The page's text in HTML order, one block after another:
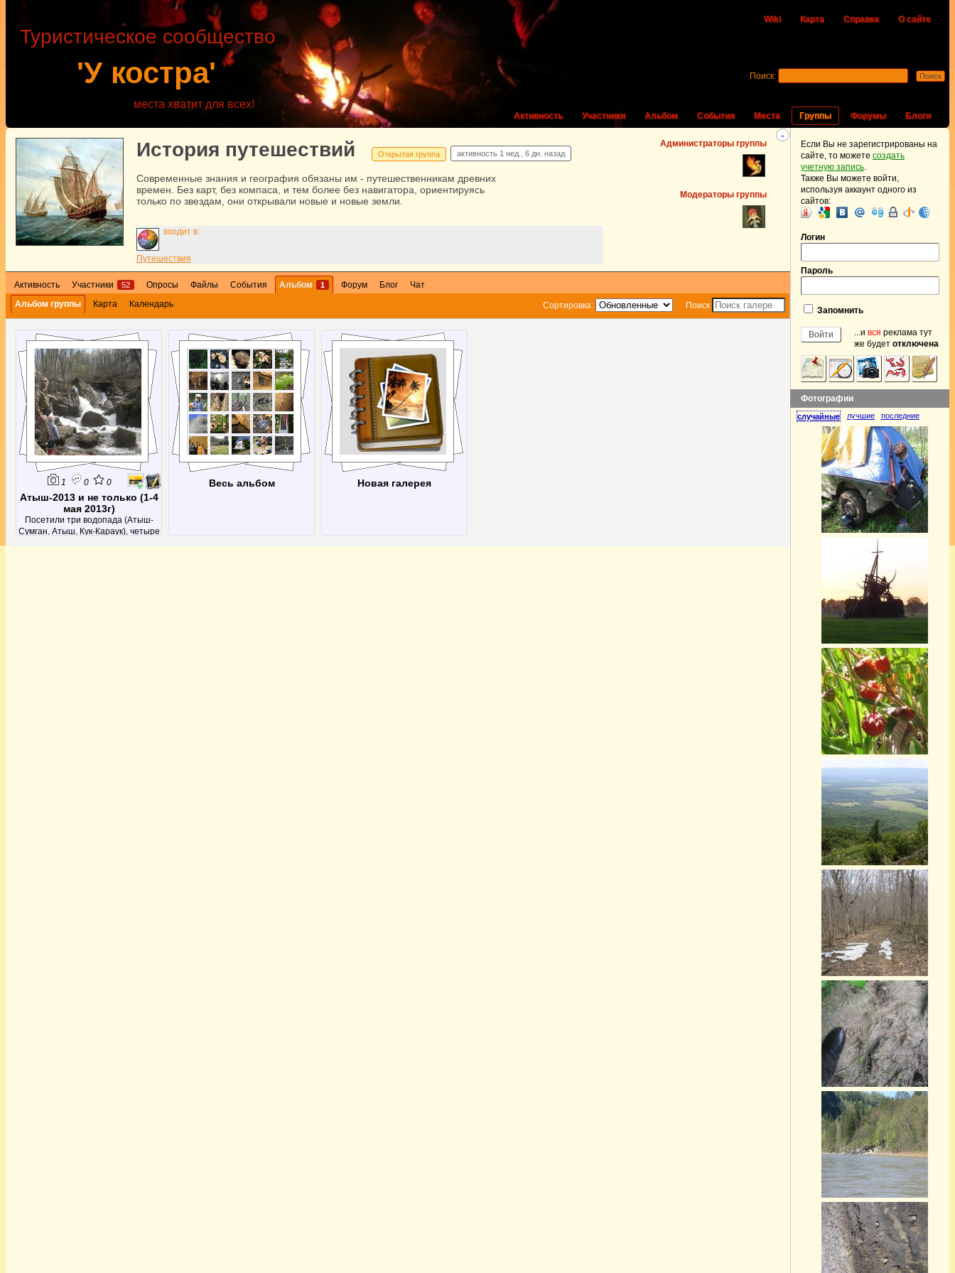
Wiki Карта Справка О сайте
'У костра'
Туристическое сообщество
места хватит для всех!
Активность Участники Альбом События Места Группы Форумы Блоги
Поиск:
-
Администраторы группы
Модераторы группы
История путешествий Открытая группа активность 1 нед., 6 дн. назад
Современные знания и география обязаны им - путешественникам древних
времен. Без карт, без компаса, и тем более без навигатора, ориентируясь
только по звездам, они открывали новые и новые земли.
входит в:
Путешествия
Активность Участники 52 Опросы Файлы События Альбом 1 Форум Блог
Чат
Альбом группы
Карта Календарь Поиск
Сортировка:
1 0 0
Атыш-2013 и не только (1-4
мая 2013г)
Посетили три водопада (Атыш-
Сумган, Атыш, Кук-Караук), четыре
Весь альбом Новая галерея
Если Вы не зарегистрированы на
сайте, то можете создать
учетную запись.
Также Вы можете войти,
используя аккаунт одного из
сайтов:
Логин
Пароль
Запомнить
...и вся реклама тут
же будет отключена
Фотографии
случайные лучшие последние